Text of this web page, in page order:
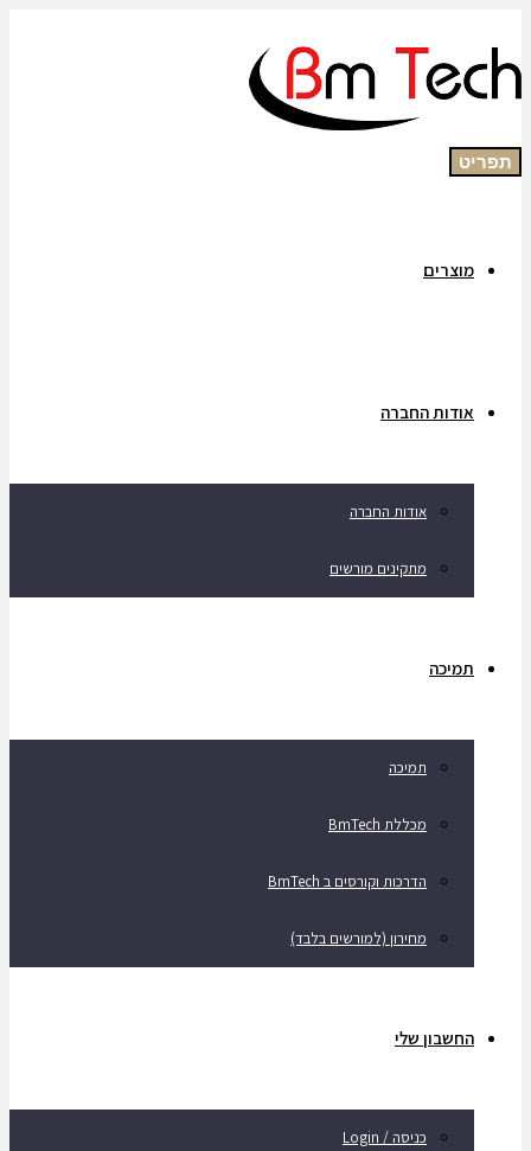
תפריט
מוצרים
אודות החברה
אודות החברה
מתקינים מורשים
תמיכה
תמיכה
מכללת BmTech
הדרכות וקורסים ב BmTech
מחירון (למורשים בלבד)
החשבון שלי
כניסה / Login